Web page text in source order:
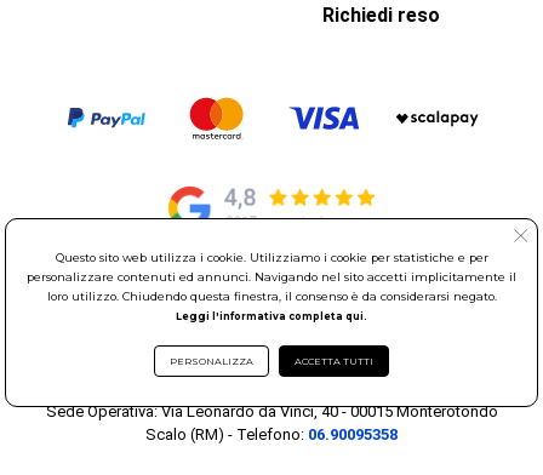
Richiedi reso
© Elettroservice Spa - Sede Legale: Via Leonardo da Vinci, 40 -
00015 Monterotondo Scalo (RM)
Partita Iva: 01586761007 - Codice Fiscale: 06634500588 Capitale
Sociale 1.600.000,00 Euro i.v. Iscritto al Registro delle Imprese di
Sede Operativa: Via Leonardo da Vinci, 40 - 00015 Monterotondo
Scalo (RM) - Telefono: 06.90095358
Questo sito web utilizza i cookie. Utilizziamo i cookie per statistiche e per
personalizzare contenuti ed annunci. Navigando nel sito accetti implicitamente il
loro utilizzo. Chiudendo questa finestra, il consenso è da considerarsi negato.
Leggi l'informativa completa qui.
PERSONALIZZA ACCETTA TUTTI